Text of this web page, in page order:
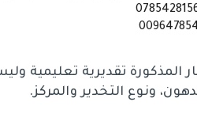
المذكورة تقديرية تعليمية
ونوع التخدير والمركز.